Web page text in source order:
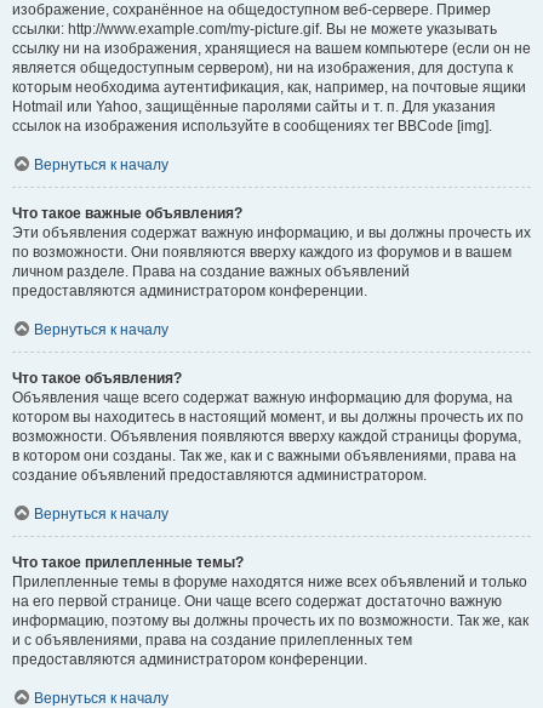
изображение, сохранённое на общедоступном веб-сервере. Пример
ссылки: http://www.example.com/my-picture.gif. Вы не можете указывать
ссылку ни на изображения, хранящиеся на вашем компьютере (если он не
является общедоступным сервером), ни на изображения, для доступа к
которым необходима аутентификация, как, например, на почтовые ящики
Hotmail или Yahoo, защищённые паролями сайты и т. п. Для указания
ссылок на изображения используйте в сообщениях тег BBCode [img].
Вернуться к началу
Что такое важные объявления?
Эти объявления содержат важную информацию, и вы должны прочесть их
по возможности. Они появляются вверху каждого из форумов и в вашем
личном разделе. Права на создание важных объявлений
предоставляются администратором конференции.
Вернуться к началу
Что такое объявления?
Объявления чаще всего содержат важную информацию для форума, на
котором вы находитесь в настоящий момент, и вы должны прочесть их по
возможности. Объявления появляются вверху каждой страницы форума,
в котором они созданы. Так же, как и с важными объявлениями, права на
создание объявлений предоставляются администратором.
Вернуться к началу
Что такое прилепленные темы?
Прилепленные темы в форуме находятся ниже всех объявлений и только
на его первой странице. Они чаще всего содержат достаточно важную
информацию, поэтому вы должны прочесть их по возможности. Так же, как
и с объявлениями, права на создание прилепленных тем
предоставляются администратором конференции.
Вернуться к началу